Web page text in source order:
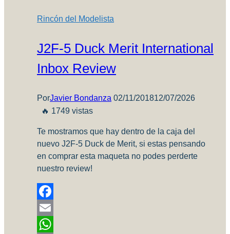
Rincón del Modelista
J2F-5 Duck Merit International
Inbox Review
PorJavier Bondanza 02/11/201812/07/2026
🔥 1749 vistas
Te mostramos que hay dentro de la caja del
nuevo J2F-5 Duck de Merit, si estas pensando
en comprar esta maqueta no podes perderte
nuestro review!
Facebook
Email